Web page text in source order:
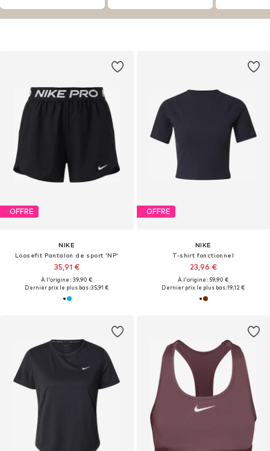
OFFRE
NIKE
Loosefit Pantalon de sport 'NP'
35,91 €
À l'origine : 39,90 €
Dernier prix le plus bas :35,91 €
OFFRE
NIKE
T-shirt fonctionnel
23,96 €
À l'origine : 59,90 €
Dernier prix le plus bas :19,12 €